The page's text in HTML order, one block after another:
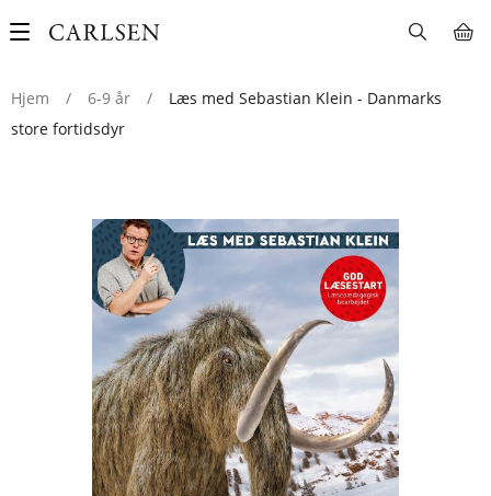
Main
Hjem
/ 6-9 år /
Læs med Sebastian Klein - Danmarks
store fortidsdyr